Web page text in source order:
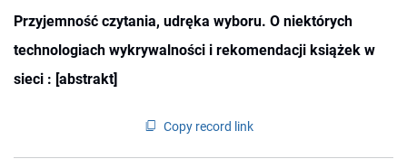
Przyjemność czytania, udręka wyboru. O niektórych
technologiach wykrywalności i rekomendacji książek w
sieci : [abstrakt]
Copy record link